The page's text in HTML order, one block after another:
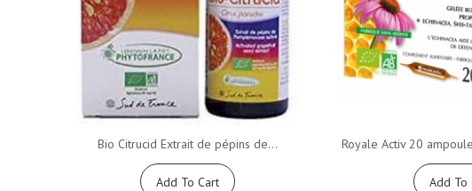
Bio Citrucid Extrait de pépins de...
Add To Cart
Royale Activ 20
Add To